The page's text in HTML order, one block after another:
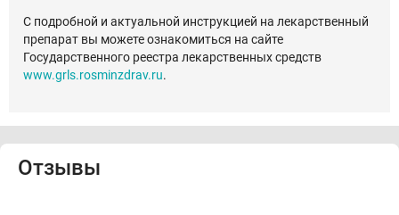
С подробной и актуальной инструкцией на лекарственный
препарат вы можете ознакомиться на сайте
Государственного реестра лекарственных средств
www.grls.rosminzdrav.ru.
Отзывы